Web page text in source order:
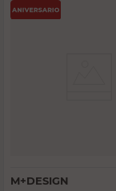
M+DESIGN